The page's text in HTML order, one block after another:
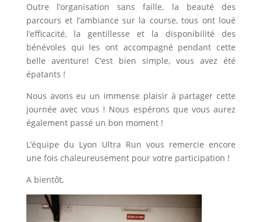
Outre l’organisation sans faille, la beauté des
parcours et l’ambiance sur la course, tous ont loué
l’efficacité, la gentillesse et la disponibilité des
bénévoles qui les ont accompagné pendant cette
belle aventure! C’est bien simple, vous avez été
épatants !
Nous avons eu un immense plaisir à partager cette
journée avec vous ! Nous espérons que vous aurez
également passé un bon moment !
L’équipe du Lyon Ultra Run vous remercie encore
une fois chaleureusement pour votre participation !
A bientôt,